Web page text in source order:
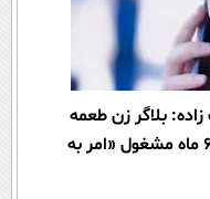
بلاگر زن طعمه
کشاندن مداح به قرار مرگ/ رجب زاده 6 ماه مشغول «امر به